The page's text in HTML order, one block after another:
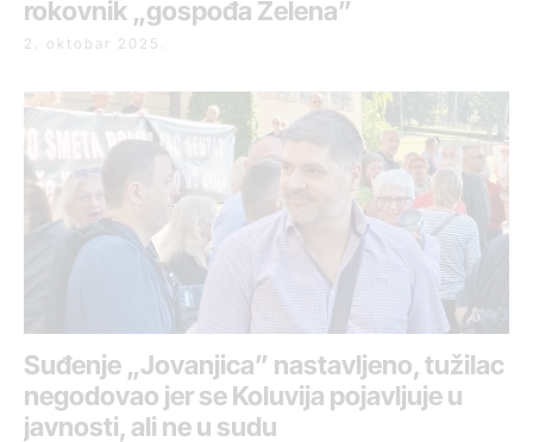
rokovnik „gospođa Zelena”
2. oktobar 2025.
Suđenje „Jovanjica” nastavljeno, tužilac
negodovao jer se Koluvija pojavljuje u
javnosti, ali ne u sudu